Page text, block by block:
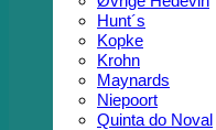
Hunt´s
Kopke
Krohn
Maynards
Niepoort
Quinta do Noval